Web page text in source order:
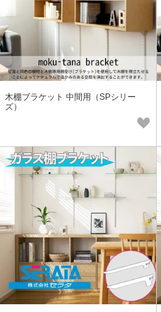
木棚ブラケット 中間用（SPシリー
ズ）